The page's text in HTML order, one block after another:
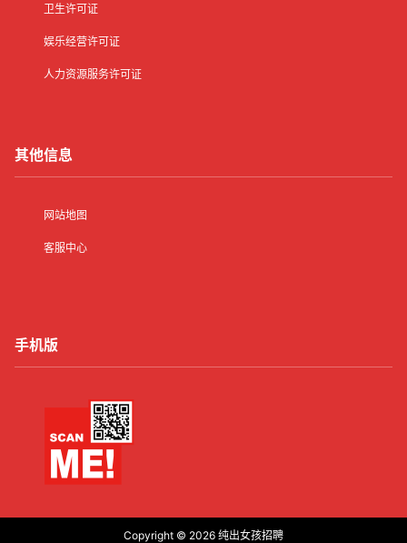
卫生许可证
娱乐经营许可证
人力资源服务许可证
其他信息
网站地图
客服中心
手机版
Copyright © 2026 纯出女孩招聘